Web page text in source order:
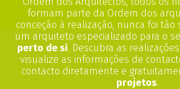
formam parte da Ordem dos
conceção à realização, nunca foi
um arquiteto especializado para o
perto de si. Descubra as
visualize as informações de
contacto diretamente e
projetos.